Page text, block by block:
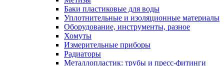
Баки пластиковые для воды
Уплотнительные и изоляционные материалы
Оборудование, инструменты, разное
Хомуты
Измерительные приборы
Радиаторы
Металлопластик: трубы и пресс-фитинги